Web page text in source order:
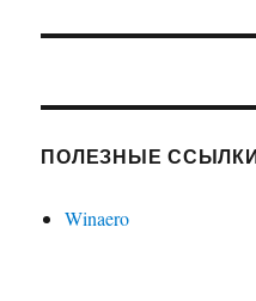
ПОЛЕЗНЫЕ
Winaero